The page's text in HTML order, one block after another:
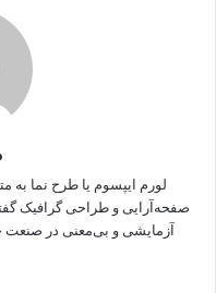
شهریور، در ساعت ۱۹:۳۰ مهمان تیم الوصل امارات خواهد بود.
لورم ایپسوم یا طرح‌ نما
صفحه‌آرایی و طراحی گرافیک
آزمایشی و بی‌معنی در صنعت